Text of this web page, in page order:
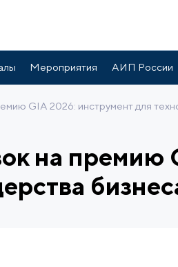
Мероприятия АИП России
GIA 2026: инструмент для
на премию